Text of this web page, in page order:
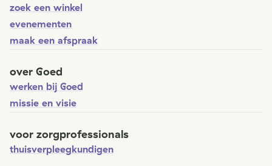
zoek een winkel
evenementen
maak een afspraak
over Goed
werken bij Goed
missie en visie
voor zorgprofessionals
thuisverpleegkundigen